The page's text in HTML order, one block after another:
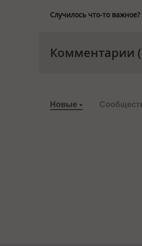
Случилось что-то
Комментарии
Новые